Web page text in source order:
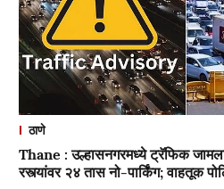
ठाणे
Thane : उल्हासनगरमध्ये ट्रॅफिक
रस्त्यांवर २४ तास नो-पार्किंग; वाहतूक